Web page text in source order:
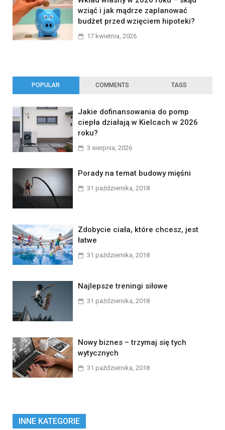
wziąć i jak mądrze zaplanować
budżet przed wzięciem hipoteki?
17 kwietnia, 2026
POPULAR COMMENTS TAGS
Jakie dofinansowania do pomp
ciepła działają w Kielcach w 2026
roku?
3 sierpnia, 2026
Porady na temat budowy mięśni
31 października, 2018
Zdobycie ciała, które chcesz, jest
łatwe
31 października, 2018
Najlepsze treningi siłowe
31 października, 2018
Nowy biznes – trzymaj się tych
wytycznych
31 października, 2018
INNE KATEGORIE